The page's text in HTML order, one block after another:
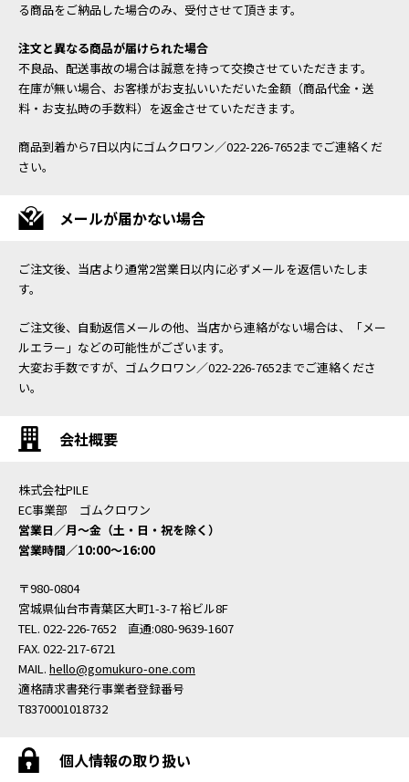
る商品をご納品した場合のみ、受付させて頂きます。
注文と異なる商品が届けられた場合
不良品、配送事故の場合は誠意を持って交換させていただきます。
在庫が無い場合、お客様がお支払いいただいた金額（商品代金・送
料・お支払時の手数料）を返金させていただきます。
商品到着から7日以内にゴムクロワン／022-226-7652までご連絡くだ
さい。
メールが届かない場合
ご注文後、当店より通常2営業日以内に必ずメールを返信いたしま
す。
ご注文後、自動返信メールの他、当店から連絡がない場合は、「メー
ルエラー」などの可能性がございます。
大変お手数ですが、ゴムクロワン／022-226-7652までご連絡くださ
い。
会社概要
株式会社PILE
EC事業部 ゴムクロワン
営業日／月〜金（土・日・祝を除く）
営業時間／10:00〜16:00
〒980-0804
宮城県仙台市青葉区大町1-3-7 裕ビル8F
TEL. 022-226-7652 直通:080-9639-1607
FAX. 022-217-6721
MAIL. hello@gomukuro-one.com
適格請求書発行事業者登録番号
T8370001018732
個人情報の取り扱い